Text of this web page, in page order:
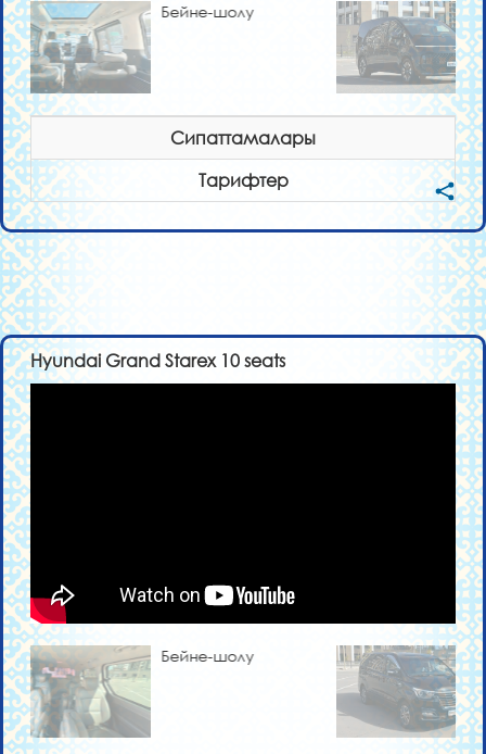
Бейне-шолу
Сипаттамалары
Тарифтер
Hyundai Grand Starex 10 seats
Бейне-шолу